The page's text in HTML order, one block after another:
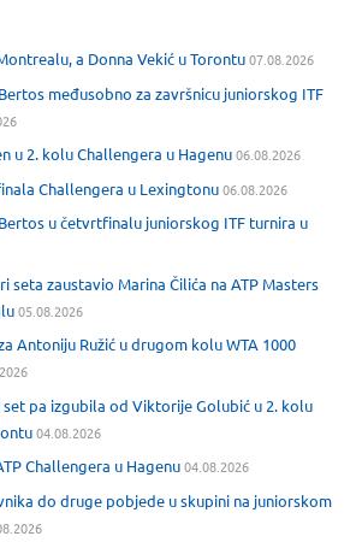
a Donna Vekić u Torontu07.08.2026
međusobno za završnicu juniorskog ITF
u 2. kolu Challengera u Hagenu06.08.2026
Challengera u Lexingtonu06.08.2026
u četvrtfinalu juniorskog ITF turnira u
seta zaustavio Marina Čilića na ATP Masters
05.08.2026
Antoniju Ružić u drugom kolu WTA 1000
set pa izgubila od Viktorije Golubić u 2. kolu
04.08.2026
Challengera u Hagenu04.08.2026
do druge pobjede u skupini na juniorskom